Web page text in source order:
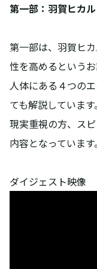
第一部：羽賀ヒカル
第一部は、羽賀ヒ
性を高めるというお
人体にある４つの
ても解説しています。
現実重視の方、ス
内容となっています。
ダイジェスト映像